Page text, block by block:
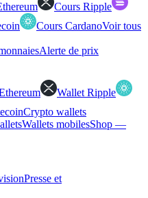
Cours Ripple
Cours CardanoVoir tous
Alerte de prix
Wallet Ripple
Crypto wallets
Wallets mobilesShop —
Presse et